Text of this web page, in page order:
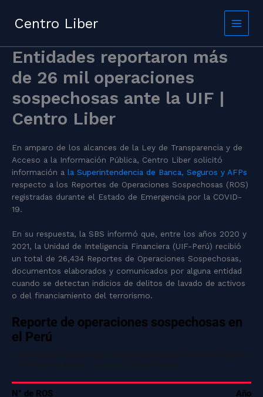
contentCentro Liber
Entidades reportaron más
de 26 mil operaciones
sospechosas ante la UIF |
Centro Liber
En amparo de los alcances de la Ley de Transparencia y de
Acceso a la Información Pública, Centro Liber solicitó
información a la Superintendencia de Banca, Seguros y AFPs
respecto a los Reportes de Operaciones Sospechosas (ROS)
registradas durante el Estado de Emergencia por la COVID-
19.
En su respuesta, la SBS informó que, entre los años 2020 y
2021, la Unidad de Inteligencia Financiera (UIF-Perú) recibió
un total de 26,434 Reportes de Operaciones Sospechosas,
documentos elaborados y comunicados por alguna entidad
cuando se detectan indicios de delitos de lavado de activos
o del financiamiento del terrorismo.